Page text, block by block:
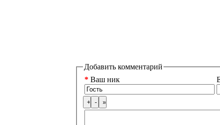
Добавить комментарий
* Ваш ник